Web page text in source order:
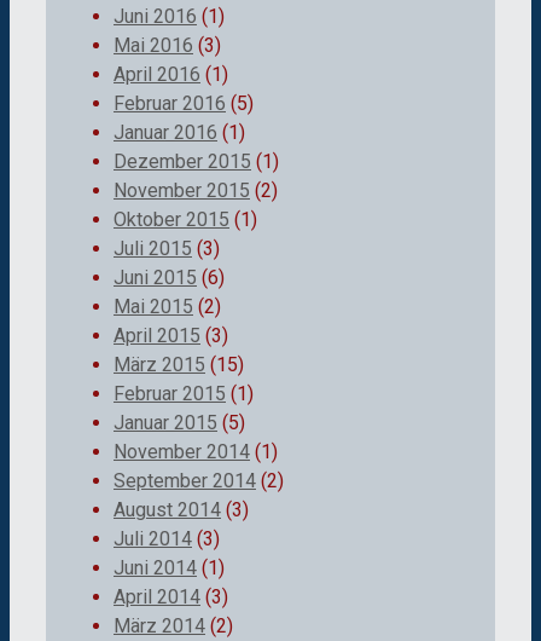
Juni 2016 (1)
Mai 2016 (3)
April 2016 (1)
Februar 2016 (5)
Januar 2016 (1)
Dezember 2015 (1)
November 2015 (2)
Oktober 2015 (1)
Juli 2015 (3)
Juni 2015 (6)
Mai 2015 (2)
April 2015 (3)
März 2015 (15)
Februar 2015 (1)
Januar 2015 (5)
November 2014 (1)
September 2014 (2)
August 2014 (3)
Juli 2014 (3)
Juni 2014 (1)
April 2014 (3)
März 2014 (2)